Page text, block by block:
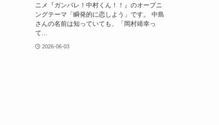
ニメ『ガンバレ！中村くん！！』のオープニ
ングテーマ「瞬発的に恋しよう」です。 中島
さんの名前は知っていても、「岡村靖幸っ
て...
2026-06-03